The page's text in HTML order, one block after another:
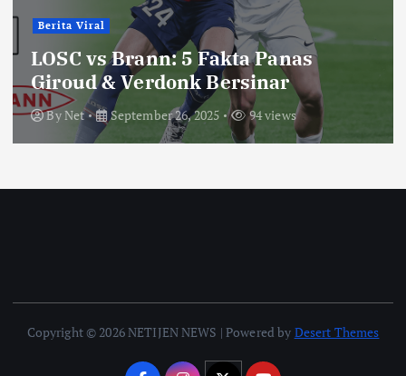
Berita Viral
LOSC vs Brann: 5 Fakta Panas
Giroud & Verdonk Bersinar
ByNet September 26, 2025 94 views
Copyright © 2026 NETIJEN NEWS | Powered by Desert Themes